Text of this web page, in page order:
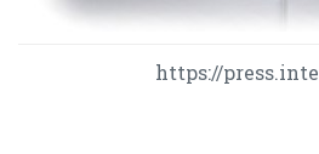
https://